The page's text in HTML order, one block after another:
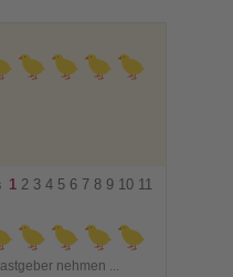
1 2 3 4 5 6 7 8 9 10 11
nehmen ...